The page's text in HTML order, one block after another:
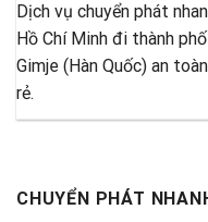
Dịch vụ chuyển phát
Hồ Chí Minh đi thành phố
Gimje (Hàn Quốc) an
rẻ.
CHUYỂN PHÁT